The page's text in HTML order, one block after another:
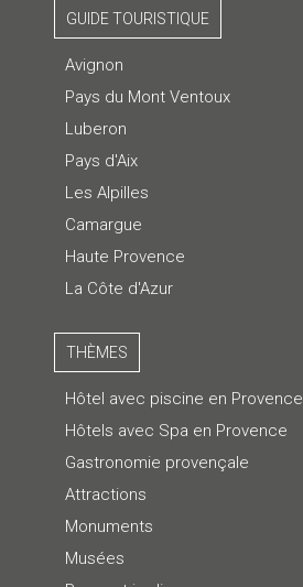
GUIDE TOURISTIQUE
Avignon
Pays du Mont Ventoux
Luberon
Pays d'Aix
Les Alpilles
Camargue
Haute Provence
La Côte d'Azur
THÈMES
Hôtel avec piscine en Provence
Hôtels avec Spa en Provence
Gastronomie provençale
Attractions
Monuments
Musées